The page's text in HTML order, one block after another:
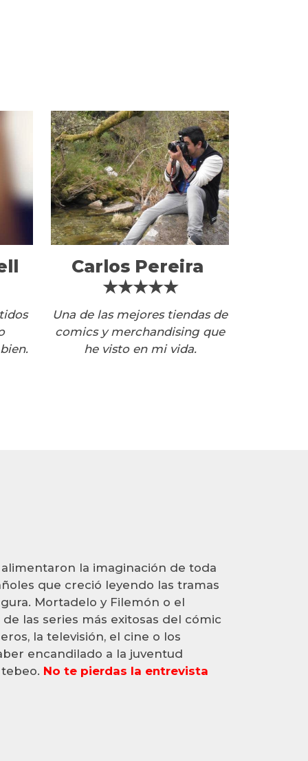
Carlos Pereira
★★★★★
Una de las mejores tiendas de
comics y merchandising que
he visto en mi vida.
la imaginación de toda
que creció leyendo las tramas
Mortadelo y Filemón o el
las series más exitosas del cómic
la televisión, el cine o los
encandilado a la juventud
No te pierdas la entrevista